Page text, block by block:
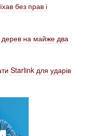
без прав і
дерев на майже два
Starlink для ударів